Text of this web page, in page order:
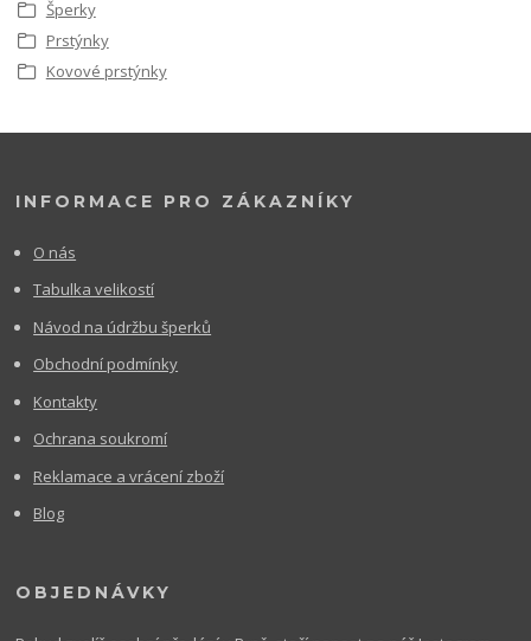
Šperky
Prstýnky
Kovové prstýnky
INFORMACE PRO ZÁKAZNÍKY
O nás
Tabulka velikostí
Návod na údržbu šperků
Obchodní podmínky
Kontakty
Ochrana soukromí
Reklamace a vrácení zboží
Blog
OBJEDNÁVKY